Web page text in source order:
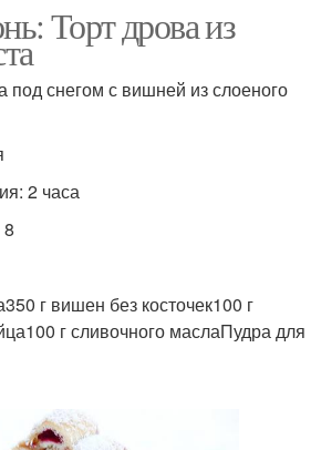
Торт дрова из
под снегом с вишней из слоеного
2 часа
г вишен без косточек100 г
г сливочного маслаПудра для